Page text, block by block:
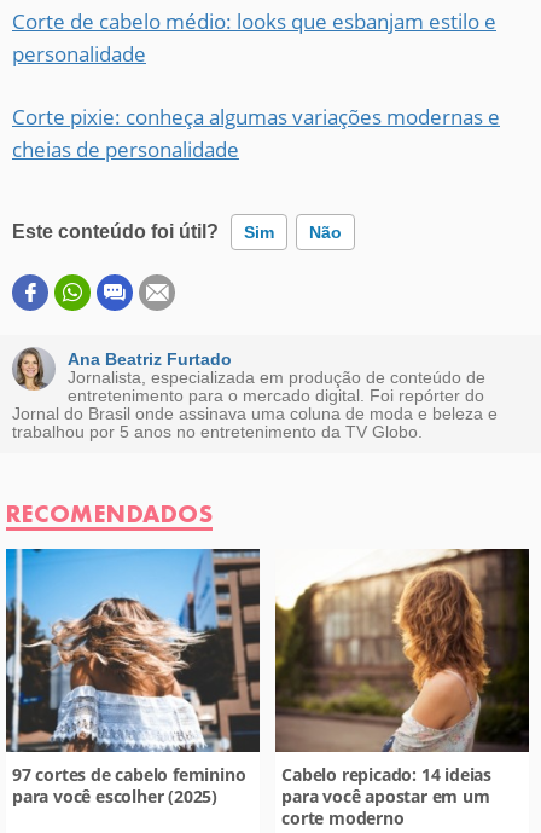
Corte de cabelo médio: looks que esbanjam estilo e
personalidade
Corte pixie: conheça algumas variações modernas e
cheias de personalidade
Este conteúdo foi útil? Sim Não
Este conteúdo contém informação incorreta
Este conteúdo não tem a informação que procuro
Outro
Ana Beatriz Furtado
Jornalista, especializada em produção de conteúdo de
entretenimento para o mercado digital. Foi repórter do
Jornal do Brasil onde assinava uma coluna de moda e beleza e
trabalhou por 5 anos no entretenimento da TV Globo.
RECOMENDADOS
97 cortes de cabelo feminino
para você escolher (2025)
Cabelo repicado: 14 ideias
para você apostar em um
corte moderno